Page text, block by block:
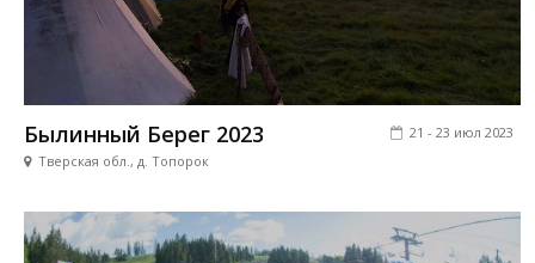
Былинный Берег 2023
Тверская обл., д. Топорок
21 - 23 июл 2023